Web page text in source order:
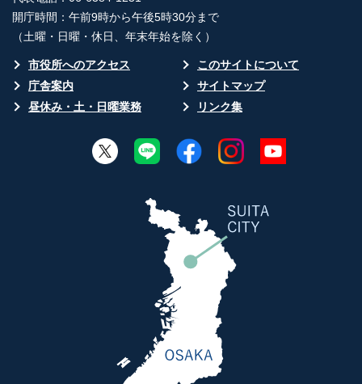
開庁時間：午前9時から午後5時30分まで
（土曜・日曜・休日、年末年始を除く）
市役所へのアクセス
このサイトについて
庁舎案内
サイトマップ
昼休み・土・日曜業務
リンク集